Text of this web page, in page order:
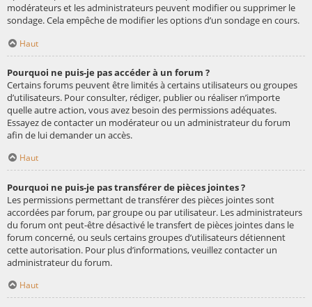
modérateurs et les administrateurs peuvent modifier ou supprimer le
sondage. Cela empêche de modifier les options d’un sondage en cours.
Haut
Pourquoi ne puis-je pas accéder à un forum ?
Certains forums peuvent être limités à certains utilisateurs ou groupes
d’utilisateurs. Pour consulter, rédiger, publier ou réaliser n’importe
quelle autre action, vous avez besoin des permissions adéquates.
Essayez de contacter un modérateur ou un administrateur du forum
afin de lui demander un accès.
Haut
Pourquoi ne puis-je pas transférer de pièces jointes ?
Les permissions permettant de transférer des pièces jointes sont
accordées par forum, par groupe ou par utilisateur. Les administrateurs
du forum ont peut-être désactivé le transfert de pièces jointes dans le
forum concerné, ou seuls certains groupes d’utilisateurs détiennent
cette autorisation. Pour plus d’informations, veuillez contacter un
administrateur du forum.
Haut